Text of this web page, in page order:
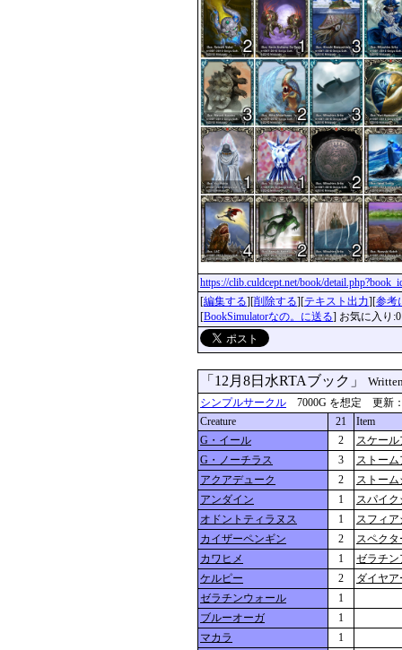
https://clib.culdcept.net/book/
[編集する][削除する][テキスト出力][参考
[BookSimulatorなの。に送る] お気に入り:0
「12月8日水RTAブック」
シンプルサークル 7000G を想定 更新：
Creature
21
Item
G・イール
2
スケー
G・ノーチラス
3
ストー
アクアデューク
2
ストー
アンダイン
1
スパイ
オドントティラヌス
1
スフィ
カイザーペンギン
2
スペク
カワヒメ
1
ゼラチン
ケルピー
2
ダイヤ
ゼラチンウォール
1
ブルーオーガ
1
マカラ
1